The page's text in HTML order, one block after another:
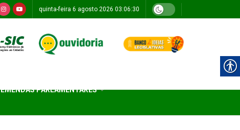
quinta-feira 6 agosto 2026 03:06:30
EMENDAS PARLAMENTARES